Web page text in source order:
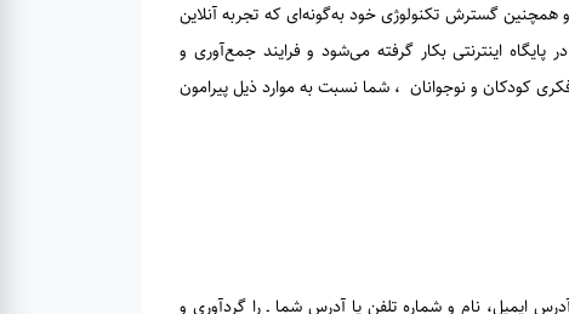
گسترش تکنولوژی خود به‌گونه‌ای که تجربه آنلاین
اینترنتی بکار گرفته می‌شود و فرایند جمع‌آوری و
فکری کودکان و نوجوانان ، شما نسبت به موارد ذیل پیرامون
ایمیل، نام و شماره تلفن یا آدرس شما ـ را گردآوری و